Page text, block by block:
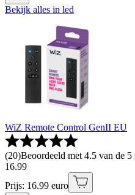
Bekijk alles in led
WiZ Remote Control GenII EU
(20)Beoordeeld met 4.5 van de
16.99
Prijs: 16.99 euro